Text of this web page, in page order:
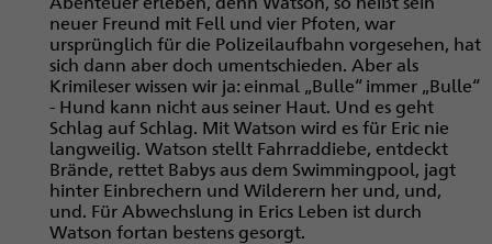
neuer Freund mit Fell und vier Pfoten, war
ursprünglich für die Polizeilaufbahn vorgesehen, hat
sich dann aber doch umentschieden. Aber als
Krimileser wissen wir ja: einmal „Bulle“ immer „Bulle“
- Hund kann nicht aus seiner Haut. Und es geht
Schlag auf Schlag. Mit Watson wird es für Eric nie
langweilig. Watson stellt Fahrraddiebe, entdeckt
Brände, rettet Babys aus dem Swimmingpool, jagt
hinter Einbrechern und Wilderern her und, und,
und. Für Abwechslung in Erics Leben ist durch
Watson fortan bestens gesorgt.